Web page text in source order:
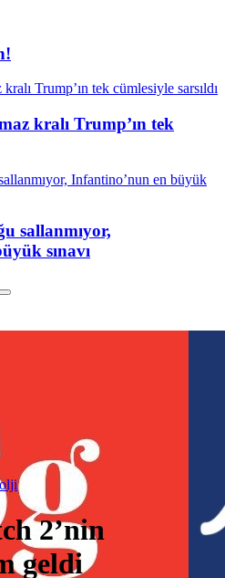
kralı Trump’ın tek
sallanmıyor,
sınavı
2’nin
geldi